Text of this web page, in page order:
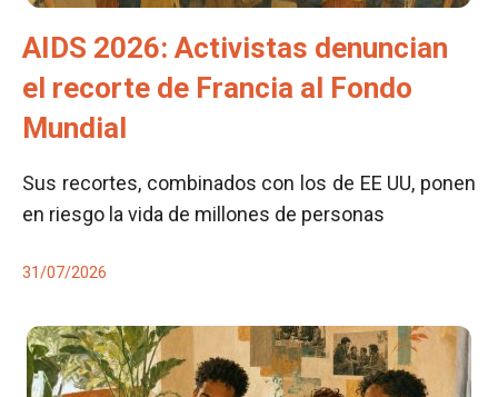
AIDS 2026: Activistas denuncian
el recorte de Francia al Fondo
Mundial
Sus recortes, combinados con los de EE UU, ponen
en riesgo la vida de millones de personas
31/07/2026